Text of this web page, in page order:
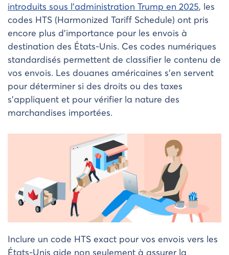
introduits sous l’administration Trump en 2025, les
codes HTS (Harmonized Tariff Schedule) ont pris
encore plus d’importance pour les envois à
destination des États-Unis. Ces codes numériques
standardisés permettent de classifier le contenu de
vos envois. Les douanes américaines s’en servent
pour déterminer si des droits ou des taxes
s’appliquent et pour vérifier la nature des
marchandises importées.
Inclure un code HTS exact pour vos envois vers les
États-Unis aide non seulement à assurer la